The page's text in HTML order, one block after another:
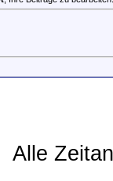
Alle